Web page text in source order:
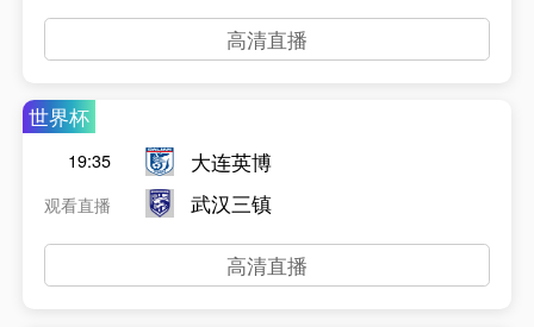
高清直播
世界杯
19:35
观看直播
大连英博
武汉三镇
高清直播